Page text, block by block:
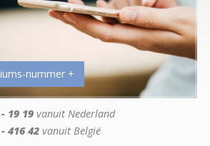
nummer +
19 19 vanuit Nederland
416 42 vanuit België